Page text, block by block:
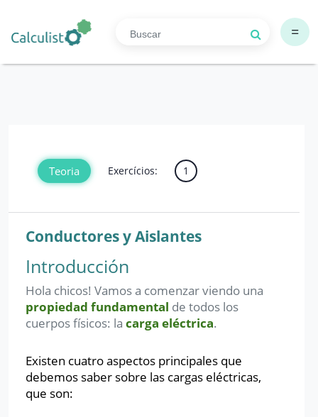
=
Teoria Exercícios: 1
Conductores y Aislantes
Introducción
Hola chicos! Vamos a comenzar viendo una
propiedad fundamental de todos los
cuerpos físicos: la carga eléctrica.
Existen cuatro aspectos principales que
debemos saber sobre las cargas eléctricas,
que son: